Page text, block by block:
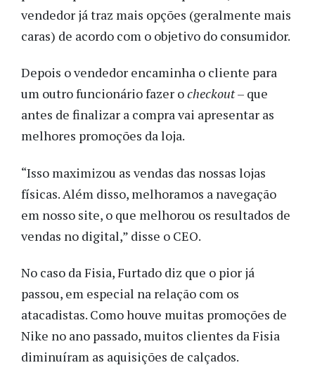
vendedor já traz mais opções (geralmente mais
caras) de acordo com o objetivo do consumidor.
Depois o vendedor encaminha o cliente para
um outro funcionário fazer ocheckout– que
antes de finalizar a compra vai apresentar as
melhores promoções da loja.
“Isso maximizou as vendas das nossas lojas
físicas. Além disso, melhoramos a navegação
em nosso site, o que melhorou os resultados de
vendas no digital,” disse o CEO.
No caso da Fisia, Furtado diz que o pior já
passou, em especial na relação com os
atacadistas. Como houve muitas promoções de
Nike no ano passado, muitos clientes da Fisia
diminuíram as aquisições de calçados.